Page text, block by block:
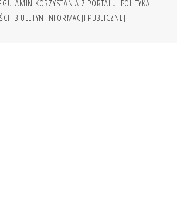
KORZYSTANIA Z PORTALU POLITYKA
BIULETYN INFORMACJI PUBLICZNEJ